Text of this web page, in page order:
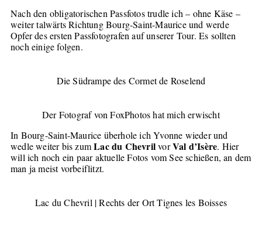
Nach den obligatorischen Passfotos trudle ich – ohne Käse –
weiter talwärts Richtung Bourg-Saint-Maurice und werde
Opfer des ersten Passfotografen auf unserer Tour. Es sollten
noch einige folgen.
Die Südrampe des Cormet de Roselend
Der Fotograf von FoxPhotos hat mich erwischt
In Bourg-Saint-Maurice überhole ich Yvonne wieder und
wedle weiter bis zumLac du ChevrilvorVal d’Isère. Hier
will ich noch ein paar aktuelle Fotos vom See schießen, an dem
man ja meist vorbeiflitzt.
Lac du Chevril | Rechts der Ort Tignes les Boisses